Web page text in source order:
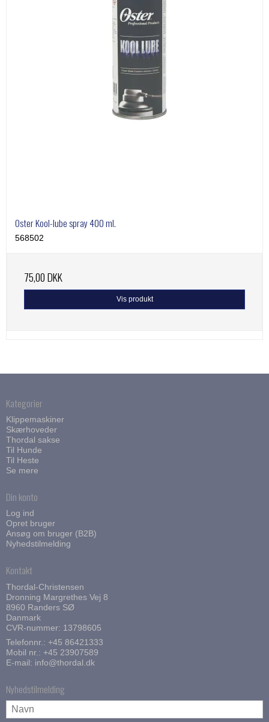
Oster Kool-lube spray 400 ml.
568502
75,00 DKK
Vis produkt
Kategorier
Klippemaskiner
Skærhoveder
Thordal sakse
Til Hunde
Til Heste
Se mere
Din konto
Log ind
Opret bruger
Ansøg om bruger (B2B)
Nyhedstilmelding
Kontakt
Thordal-Christensen
Dronning Margrethes Vej 8
8960 Randers SØ
Danmark
CVR-nummer: 13798605
Telefonnr.: +45 86421333
Mobil nr.: +45 23907589
E-mail: info@thordal.dk
Nyhedstilmelding